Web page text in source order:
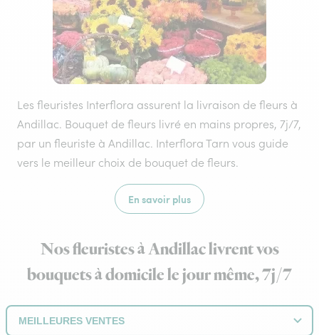
Les fleuristes Interflora assurent la livraison de fleurs à
Andillac. Bouquet de fleurs livré en mains propres, 7j/7,
par un fleuriste à Andillac. Interflora Tarn vous guide
vers le meilleur choix de bouquet de fleurs.
En savoir plus
Nos fleuristes à Andillac livrent vos
bouquets à domicile le jour même, 7j/7